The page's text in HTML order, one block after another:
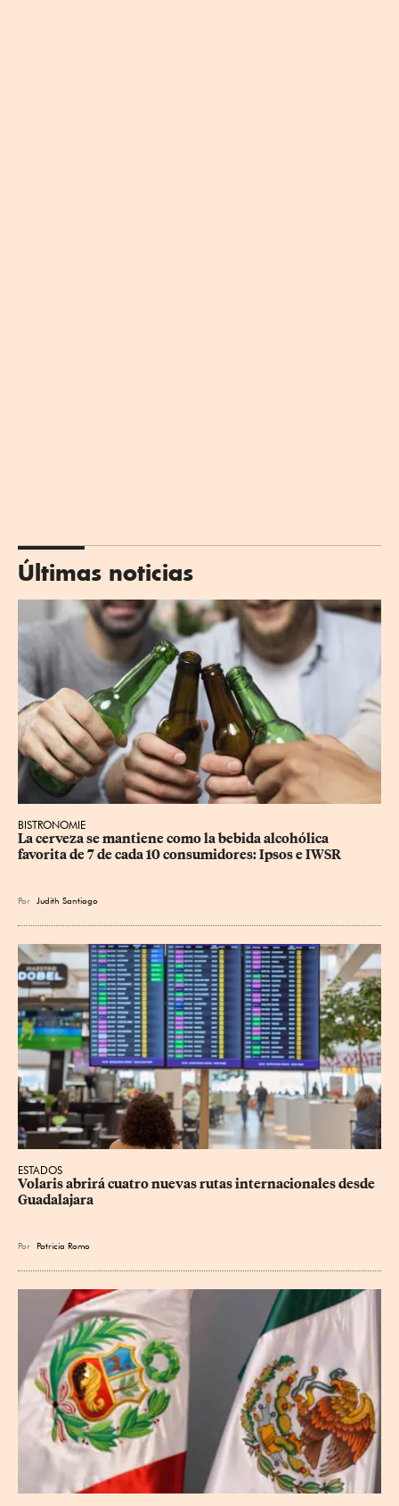
Últimas noticias
BISTRONOMIE
La cerveza se mantiene como la bebida alcohólica
favorita de 7 de cada 10 consumidores: Ipsos e IWSR
Por Judith Santiago
ESTADOS
Volaris abrirá cuatro nuevas rutas internacionales desde
Guadalajara
Por Patricia Romo